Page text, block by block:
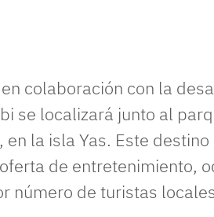
colaboración con la
se localizará junto al
la isla Yas. Este
de entretenimiento,
número de turistas